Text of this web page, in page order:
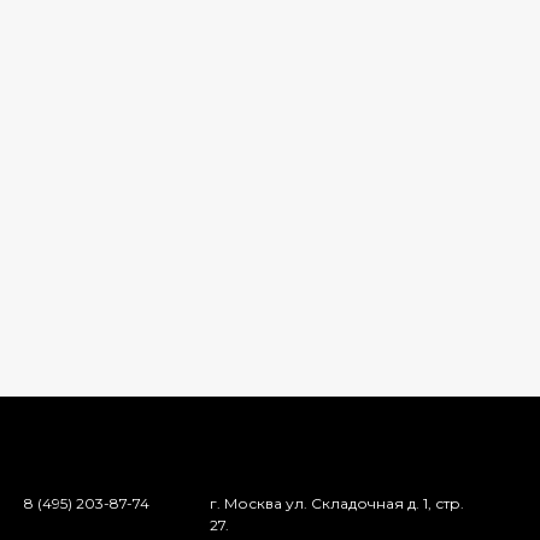
8 (495) 203-87-74
г. Москва ул. Складочная д. 1, стр.
27.